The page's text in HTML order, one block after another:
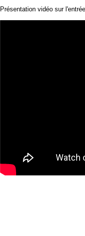
Présentation vidéo sur